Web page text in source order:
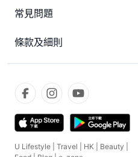
常見問題
條款及細則
U Lifestyle Travel HK Beauty